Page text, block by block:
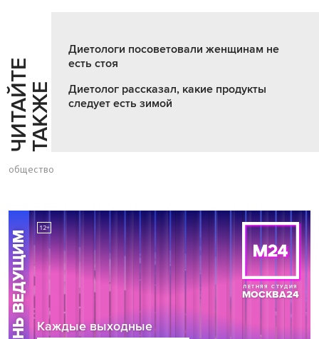
Ч
И
Т
АЙ
Т
Е
Т
А
К
ЖЕ
Диетологи посоветовали женщинам не
есть стоя
Диетолог рассказал, какие продукты
следует есть зимой
общество